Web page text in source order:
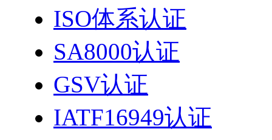
ISO体系认证
SA8000认证
GSV认证
IATF16949认证